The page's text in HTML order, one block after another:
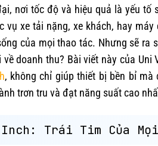
nơi tốc độ và hiệu quả là yếu
vụ xe tải nặng, xe khách, hay
của mọi thao tác. Nhưng sẽ ra
doanh thu? Bài viết này của
, không chỉ giúp thiết bị bền bỉ
trơn tru và đạt năng suất cao
Trái Tim Của Mọi